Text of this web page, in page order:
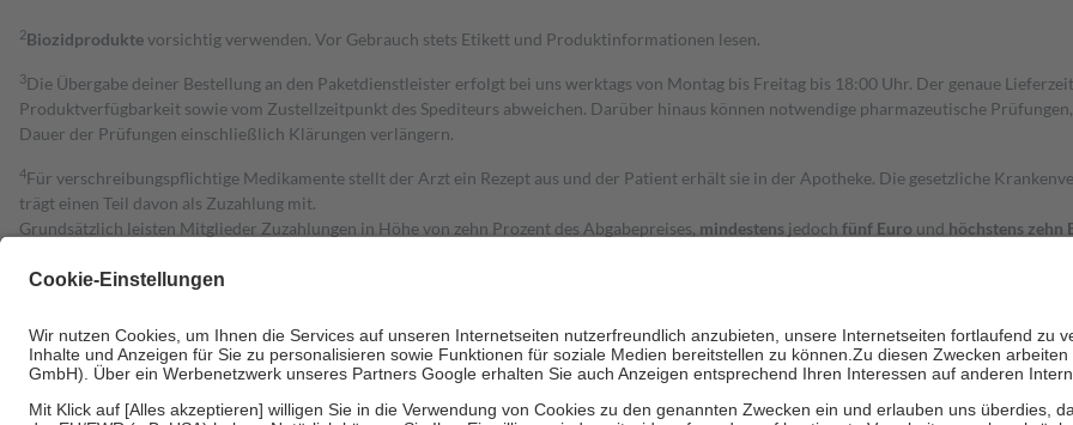
2Biozidproduktevorsichtig verwenden. Vor Gebrauch stets Etikett und Produktinformationen lesen.
3Die Übergabe deiner Bestellung an den Paketdienstleister erfolgt bei uns werktags von Montag bis Freitag bis 18:00 Uhr. Der genaue
Produktverfügbarkeit sowie vom Zustellzeitpunkt des Spediteurs abweichen. Darüber hinaus können notwendige pharmazeutische
Dauer der Prüfungen einschließlich Klärungen verlängern.
4Für verschreibungspflichtige Medikamente stellt der Arzt ein Rezept aus und der Patient erhält sie in der Apotheke. Die gesetzliche
trägt einen Teil davon als Zuzahlung mit.
Grundsätzlich leisten Mitglieder Zuzahlungen in Höhe von zehn Prozent des Abgabepreises, mindestens jedoch fünf Euro und höchstens zehn
Diese Regeln gelten grundsätzlich auch für Online-Apotheken.
Um das Engagement der Versicherten für ihre eigene Gesundheit zu stärken und die besondere Stellung der Familie zu unterstützen, fallen
• Kindern und Jugendlichen bis zum vollendeten 18. Lebensjahr mit Ausnahme der Fahrkosten
• Untersuchungen zur Vorsorge und Früherkennung, die von der GKV getragen werden
• empfohlenen Schutzimpfungen